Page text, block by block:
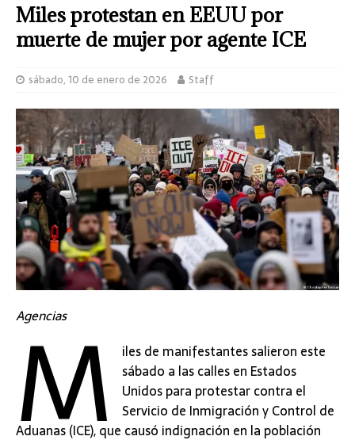
Miles protestan en EEUU por
muerte de mujer por agente ICE
sábado, 10 de enero de 2026 Staff
Agencias
M iles de manifestantes salieron este
sábado a las calles en Estados
Unidos para protestar contra el
Servicio de Inmigración y Control de
Aduanas (ICE), que causó indignación en la población